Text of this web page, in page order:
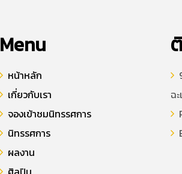
Menu
หน้าหลัก
เกี่ยวกับเรา
จองเข้าชมนิทรรศการ
นิทรรศการ
ผลงาน
ฉ